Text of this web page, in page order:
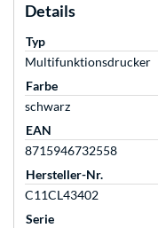
Details
Typ
Multifunktionsdrucker
Farbe
schwarz
EAN
8715946732558
Hersteller-Nr.
C11CL43402
Serie